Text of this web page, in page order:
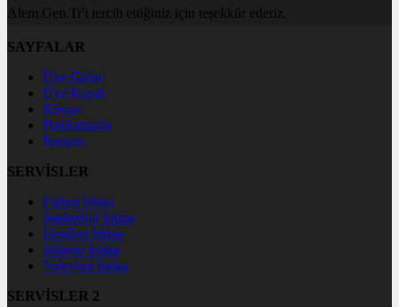
Alem.Gen.Tr'i tercih ettiğiniz için teşekkür ederiz.
SAYFALAR
Üye Girişi
Üye Kaydı
Künye
Hakkımızda
İletişim
SERVİSLER
Futbol İddaa
Basketbol İddaa
Hentbol İddaa
Bilardo İddaa
Voleybol İddaa
SERVİSLER 2